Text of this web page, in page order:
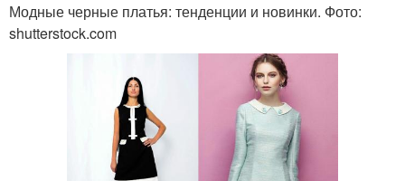
Модные черные платья: тенденции и новинки. Фото:
shutterstock.com